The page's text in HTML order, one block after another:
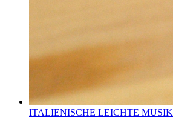
ITALIENISCHE LEICHTE MUSIK